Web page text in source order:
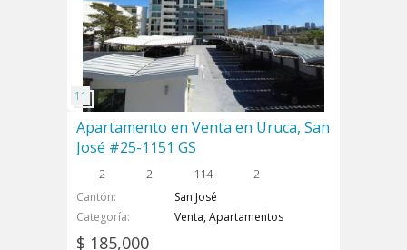
Apartamento en Venta en Uruca, San
José #25-1151 GS
2 2 114 2
Cantón
San José
Categoría
Venta, Apartamentos
$ 185,000